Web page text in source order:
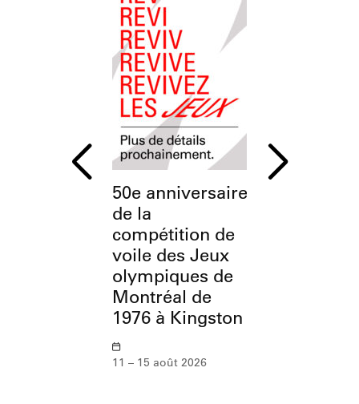
50e anniversaire
de la
compétition de
voile des Jeux
olympiques de
Montréal de
1976 à Kingston
11 – 15 août 2026